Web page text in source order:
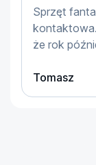
Moc
Kolo
Wymiary po
Waga: 16 Kg
Sprzęt
że rok
Tomasz